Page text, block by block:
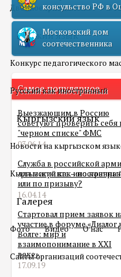
Двойное гражданство
Русский язык
Конкурс педагогического
Русский как иностранный
Кыргызский язык
Новости на кыргызском
Кыргызский как
Галерея
Фото Видео О нас
Сайты организаций
консульство РФ в
Московский дом
соотечественника
Самое популярное
Выезжающим в Россию
советуют проверить себя
"черном списке" ФМС
03.06.14
Служба в российской
для мигранта – по
или по призыву?
16.04.14
Стартовал прием заявок
участие в форуме «Диалог
Волге: мир и
взаимопонимание в XXI
веке»
17.09.19